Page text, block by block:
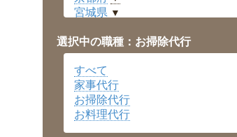
宮城県 ▼
福井県 ▼
岡山県 ▼
広島県
沖縄県 ▼
選択中の職種：お掃除代行
すべて
家事代行
お掃除代行
お料理代行